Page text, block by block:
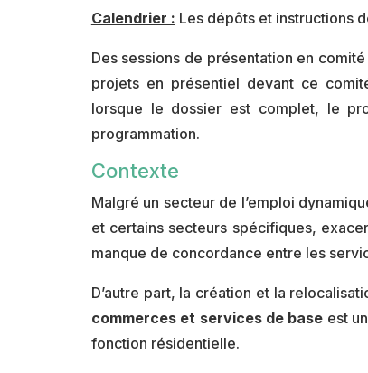
Calendrier : Les dépôts et instructions
Des sessions de présentation en
projets en présentiel devant ce
lorsque le dossier est complet, le
programmation.
Contexte
Malgré un secteur de l’emploi
et certains secteurs spécifiques,
manque de concordance entre les
D’autre part, la création et la
commerces et services de base est
fonction résidentielle.